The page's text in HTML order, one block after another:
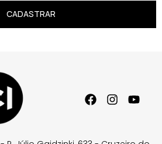
CADASTRAR